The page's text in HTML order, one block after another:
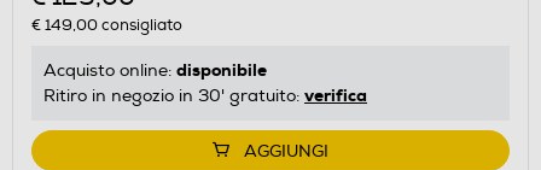
€ 149,00consigliato
Acquisto online: disponibile
Ritiro in negozio in 30' gratuito: verifica
AGGIUNGI